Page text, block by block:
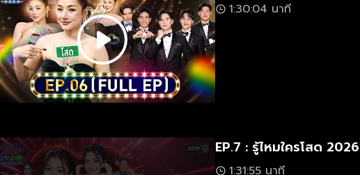
1:30:04 นาที
EP.7 : รู้ไหมใครโสด 2026
1:31:55 นาที